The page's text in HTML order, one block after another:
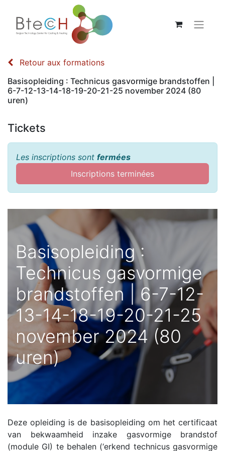
Retour aux formations
Basisopleiding : Technicus gasvormige brandstoffen |
6-7-12-13-14-18-19-20-21-25 november 2024 (80
uren)
Tickets
Les inscriptions sont fermées
Inscriptions terminées
Basisopleiding :
Technicus gasvormige
brandstoffen | 6-7-12-
13-14-18-19-20-21-25
november 2024 (80
uren)
Deze opleiding is de basisopleiding om het certificaat
van bekwaamheid inzake gasvormige brandstof
(module GI) te behalen (‘erkend technicus gasvormige